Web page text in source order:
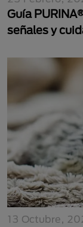
Guía
señales y
13 Octubre,